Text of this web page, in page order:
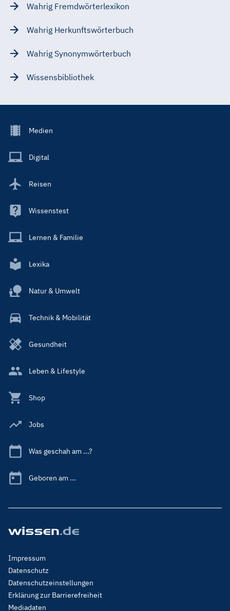
Wahrig Fremdwörterlexikon
Wahrig Herkunftswörterbuch
Wahrig Synonymwörterbuch
Wissensbibliothek
Footer
Main
Medien
Digital
Reisen
Wissenstest
Lernen & Familie
Lexika
Natur & Umwelt
Technik & Mobilität
Gesundheit
Leben & Lifestyle
Shop
Jobs
Was geschah am ...?
Geboren am ...
Footer
Menu
Legal
Impressum
Datenschutz
Datenschutzeinstellungen
Erklärung zur Barrierefreiheit
Mediadaten